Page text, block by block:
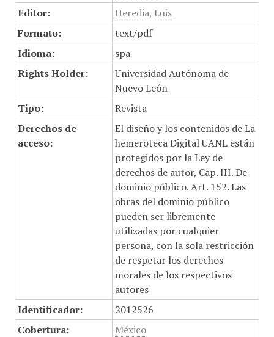
Editor:
Heredia, Luis
Formato:
text/pdf
Idioma:
spa
Rights Holder:
Universidad Autónoma de
Nuevo León
Tipo:
Revista
Derechos de
acceso:
El diseño y los contenidos de La
hemeroteca Digital UANL están
protegidos por la Ley de
derechos de autor, Cap. III. De
dominio público. Art. 152. Las
obras del dominio público
pueden ser libremente
utilizadas por cualquier
persona, con la sola restricción
de respetar los derechos
morales de los respectivos
autores
Identificador:
2012526
Cobertura:
México